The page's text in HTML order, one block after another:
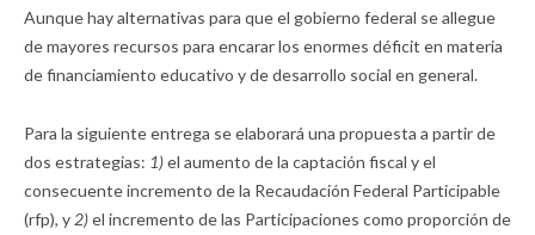
Aunque hay alternativas para que el gobierno federal se allegue
de mayores recursos para encarar los enormes déficit en materia
de financiamiento educativo y de desarrollo social en general.
Para la siguiente entrega se elaborará una propuesta a partir de
dos estrategias: 1)el aumento de la captación fiscal y el
consecuente incremento de la Recaudación Federal Participable
(rfp), y 2)el incremento de las Participaciones como proporción de